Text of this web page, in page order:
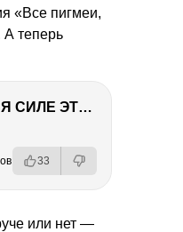
«Все пигмеи,
А теперь
ТЫ УДИВИШЬСЯ СИЛЕ ЭТО ЧЕЛОВЕКА! Блог о нашей поездке в Вышний Волочек
33
или нет —